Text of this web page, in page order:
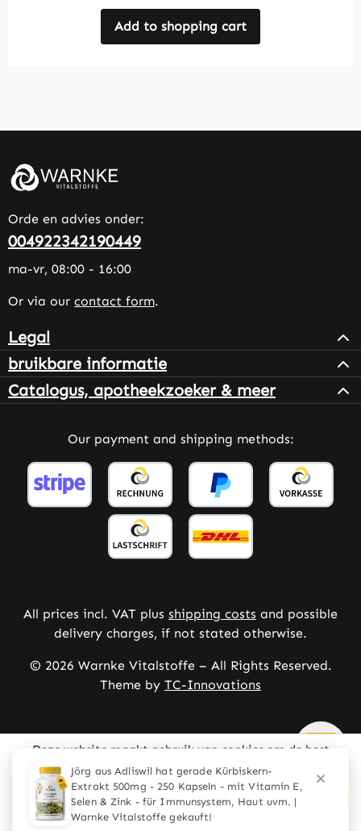
Add to shopping cart
Orde en advies onder:
004922342190449
ma-vr, 08:00 - 16:00
Or via our contact form.
Legal
bruikbare informatie
Catalogus, apotheekzoeker & meer
Our payment and shipping methods:
All prices incl. VAT plus shipping costs and possible
delivery charges, if not stated otherwise.
© 2026 Warnke Vitalstoffe – All Rights Reserved.
Theme by TC-Innovations
Deze website maakt gebruik van cookies om de best
mogelijke ervaring te biedenMeer informatie ...
Alleen technisch noodzakelijke
Configureren